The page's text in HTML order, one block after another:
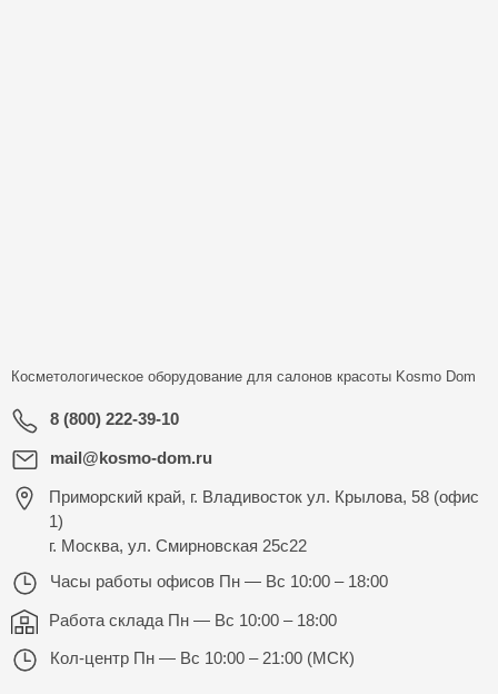
Косметологическое оборудование для салонов красоты Kosmo Dom
8 (800) 222-39-10
mail@kosmo-dom.ru
Приморский край, г. Владивосток ул. Крылова, 58 (офис
1)
г. Москва, ул. Смирновская 25с22
Часы работы офисов Пн — Вс 10:00 – 18:00
Работа склада Пн — Вс 10:00 – 18:00
Кол-центр Пн — Вс 10:00 – 21:00 (МСК)